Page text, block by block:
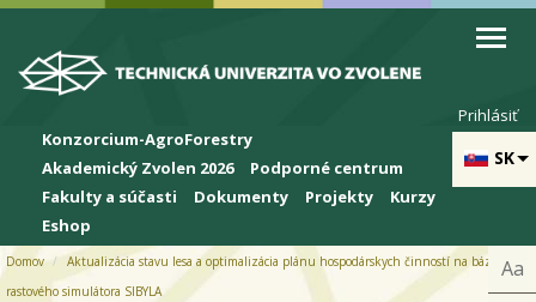
Skip to cookies
Skip to navigation
Skočiť na hlavný obsah
SK
Prihlásiť
Konzorcium-AgroForestry
Akademický Zvolen 2026
Podporné centrum
Fakulty a súčasti
Dokumenty Projekty
Kurzy
Eshop
Aa
Domov
Aktualizácia stavu lesa a optimalizácia plánu hospodárskych činností na báze
rastového simulátora SIBYLA